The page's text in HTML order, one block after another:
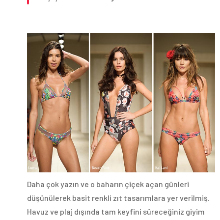
Daha çok yazın ve o baharın çiçek açan günleri
düşünülerek basit renkli zıt tasarımlara yer verilmiş.
Havuz ve plaj dışında tam keyfini süreceğiniz giyim